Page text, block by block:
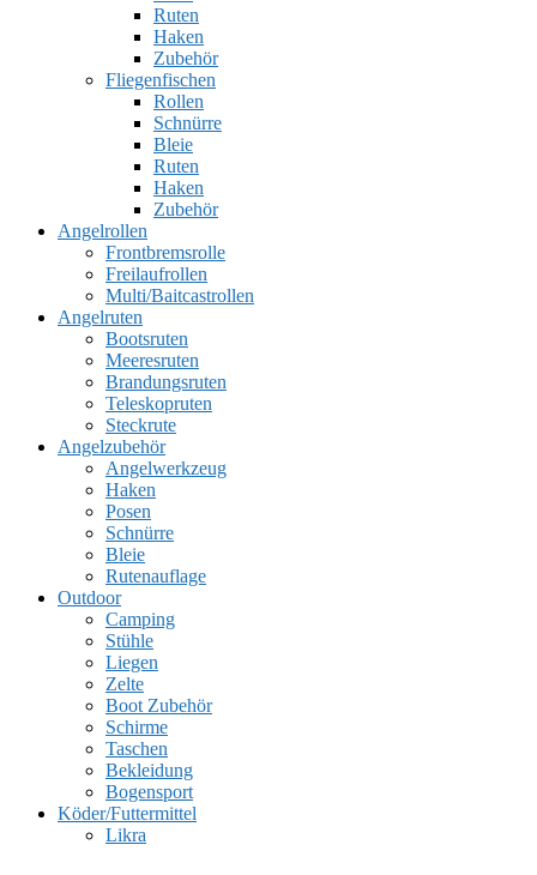
Ruten
Haken
Zubehör
Fliegenfischen
Rollen
Schnürre
Bleie
Ruten
Haken
Zubehör
Angelrollen
Frontbremsrolle
Freilaufrollen
Multi/Baitcastrollen
Angelruten
Bootsruten
Meeresruten
Brandungsruten
Teleskopruten
Steckrute
Angelzubehör
Angelwerkzeug
Haken
Posen
Schnürre
Bleie
Rutenauflage
Outdoor
Camping
Stühle
Liegen
Zelte
Boot Zubehör
Schirme
Taschen
Bekleidung
Bogensport
Köder/Futtermittel
Likra